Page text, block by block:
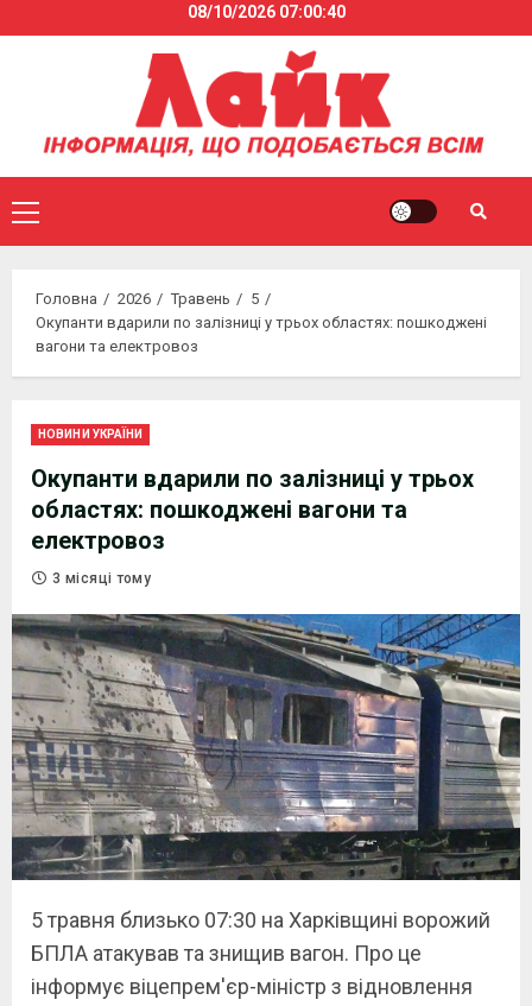
to
08/10/2026 07:00:40
Primary
Menu
Головна 2026 Травень
5
Окупанти вдарили по залізниці у трьох областях: пошкоджені
вагони та електровоз
НОВИНИ УКРАЇНИ
Окупанти вдарили по залізниці у трьох
областях: пошкоджені вагони та
електровоз
3 місяці тому
5 травня близько 07:30 на Харківщині ворожий
БПЛА атакував та знищив вагон. Про це
інформує віцепрем'єр-міністр з відновлення